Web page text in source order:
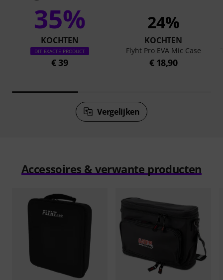
35%
KOCHTEN
DIT EXACTE PRODUCT
€ 39
24%
KOCHTEN
Flyht Pro EVA Mic Case
€ 18,90
Vergelijken
Accessoires & verwante producten